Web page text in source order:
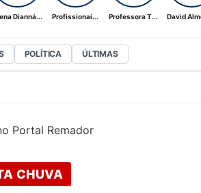
Dianná... Profissionai... Professora T... David
POLÍTICA ÚLTIMAS
CHUVA